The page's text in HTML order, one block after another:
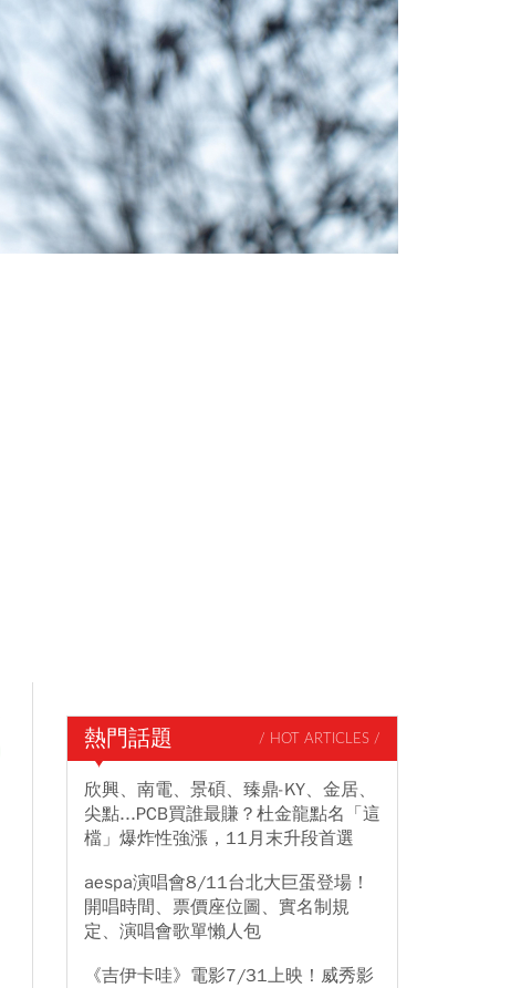
熱門話題 / HOT ARTICLES /
欣興、南電、景碩、臻鼎-KY、金居、
尖點...PCB買誰最賺？杜金龍點名「這
檔」爆炸性強漲，11月末升段首選
aespa演唱會8/11台北大巨蛋登場！
開唱時間、票價座位圖、實名制規
定、演唱會歌單懶人包
《吉伊卡哇》電影7/31上映！威秀影